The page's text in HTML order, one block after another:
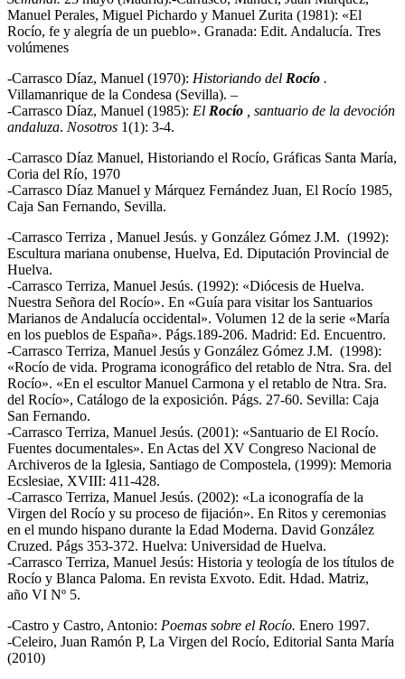
Manuel Perales, Miguel Pichardo y Manuel Zurita (1981): «El
Rocío, fe y alegría de un pueblo». Granada: Edit. Andalucía. Tres
volúmenes
-Carrasco Díaz, Manuel (1970): Historiando del Rocío .
Villamanrique de la Condesa (Sevilla). –
-Carrasco Díaz, Manuel (1985): El Rocío
, santuario de la devoción
andaluza. Nosotros 1(1): 3-4.
-Carrasco Díaz Manuel, Historiando el Rocío, Gráficas Santa María,
Coria del Río, 1970
-Carrasco Díaz Manuel y Márquez Fernández Juan, El Rocío 1985,
Caja San Fernando, Sevilla.
-Carrasco Terriza , Manuel Jesús. y González Gómez J.M. (1992):
Escultura mariana onubense, Huelva, Ed. Diputación Provincial de
Huelva.
-Carrasco Terriza, Manuel Jesús. (1992): «Diócesis de Huelva.
Nuestra Señora del Rocío». En «Guía para visitar los Santuarios
Marianos de Andalucía occidental». Volumen 12 de la serie «María
en los pueblos de España». Págs.189-206. Madrid: Ed. Encuentro.
-Carrasco Terriza, Manuel Jesús y González Gómez J.M. (1998):
«Rocío de vida. Programa iconográfico del retablo de Ntra. Sra. del
Rocío». «En el escultor Manuel Carmona y el retablo de Ntra. Sra.
del Rocío», Catálogo de la exposición. Págs. 27-60. Sevilla: Caja
San Fernando.
-Carrasco Terriza, Manuel Jesús. (2001): «Santuario de El Rocío.
Fuentes documentales». En Actas del XV Congreso Nacional de
Archiveros de la Iglesia, Santiago de Compostela, (1999): Memoria
Ecslesiae, XVIII: 411-428.
-Carrasco Terriza, Manuel Jesús. (2002): «La iconografía de la
Virgen del Rocío y su proceso de fijación». En Ritos y ceremonias
en el mundo hispano durante la Edad Moderna. David González
Cruzed. Págs 353-372. Huelva: Universidad de Huelva.
-Carrasco Terriza, Manuel Jesús: Historia y teología de los títulos de
Rocío y Blanca Paloma. En revista Exvoto. Edit. Hdad. Matriz,
año VI Nº 5.
-Castro y Castro, Antonio: Poemas sobre el Rocío. Enero 1997.
-Celeiro, Juan Ramón P, La Virgen del Rocío, Editorial Santa María
(2010)